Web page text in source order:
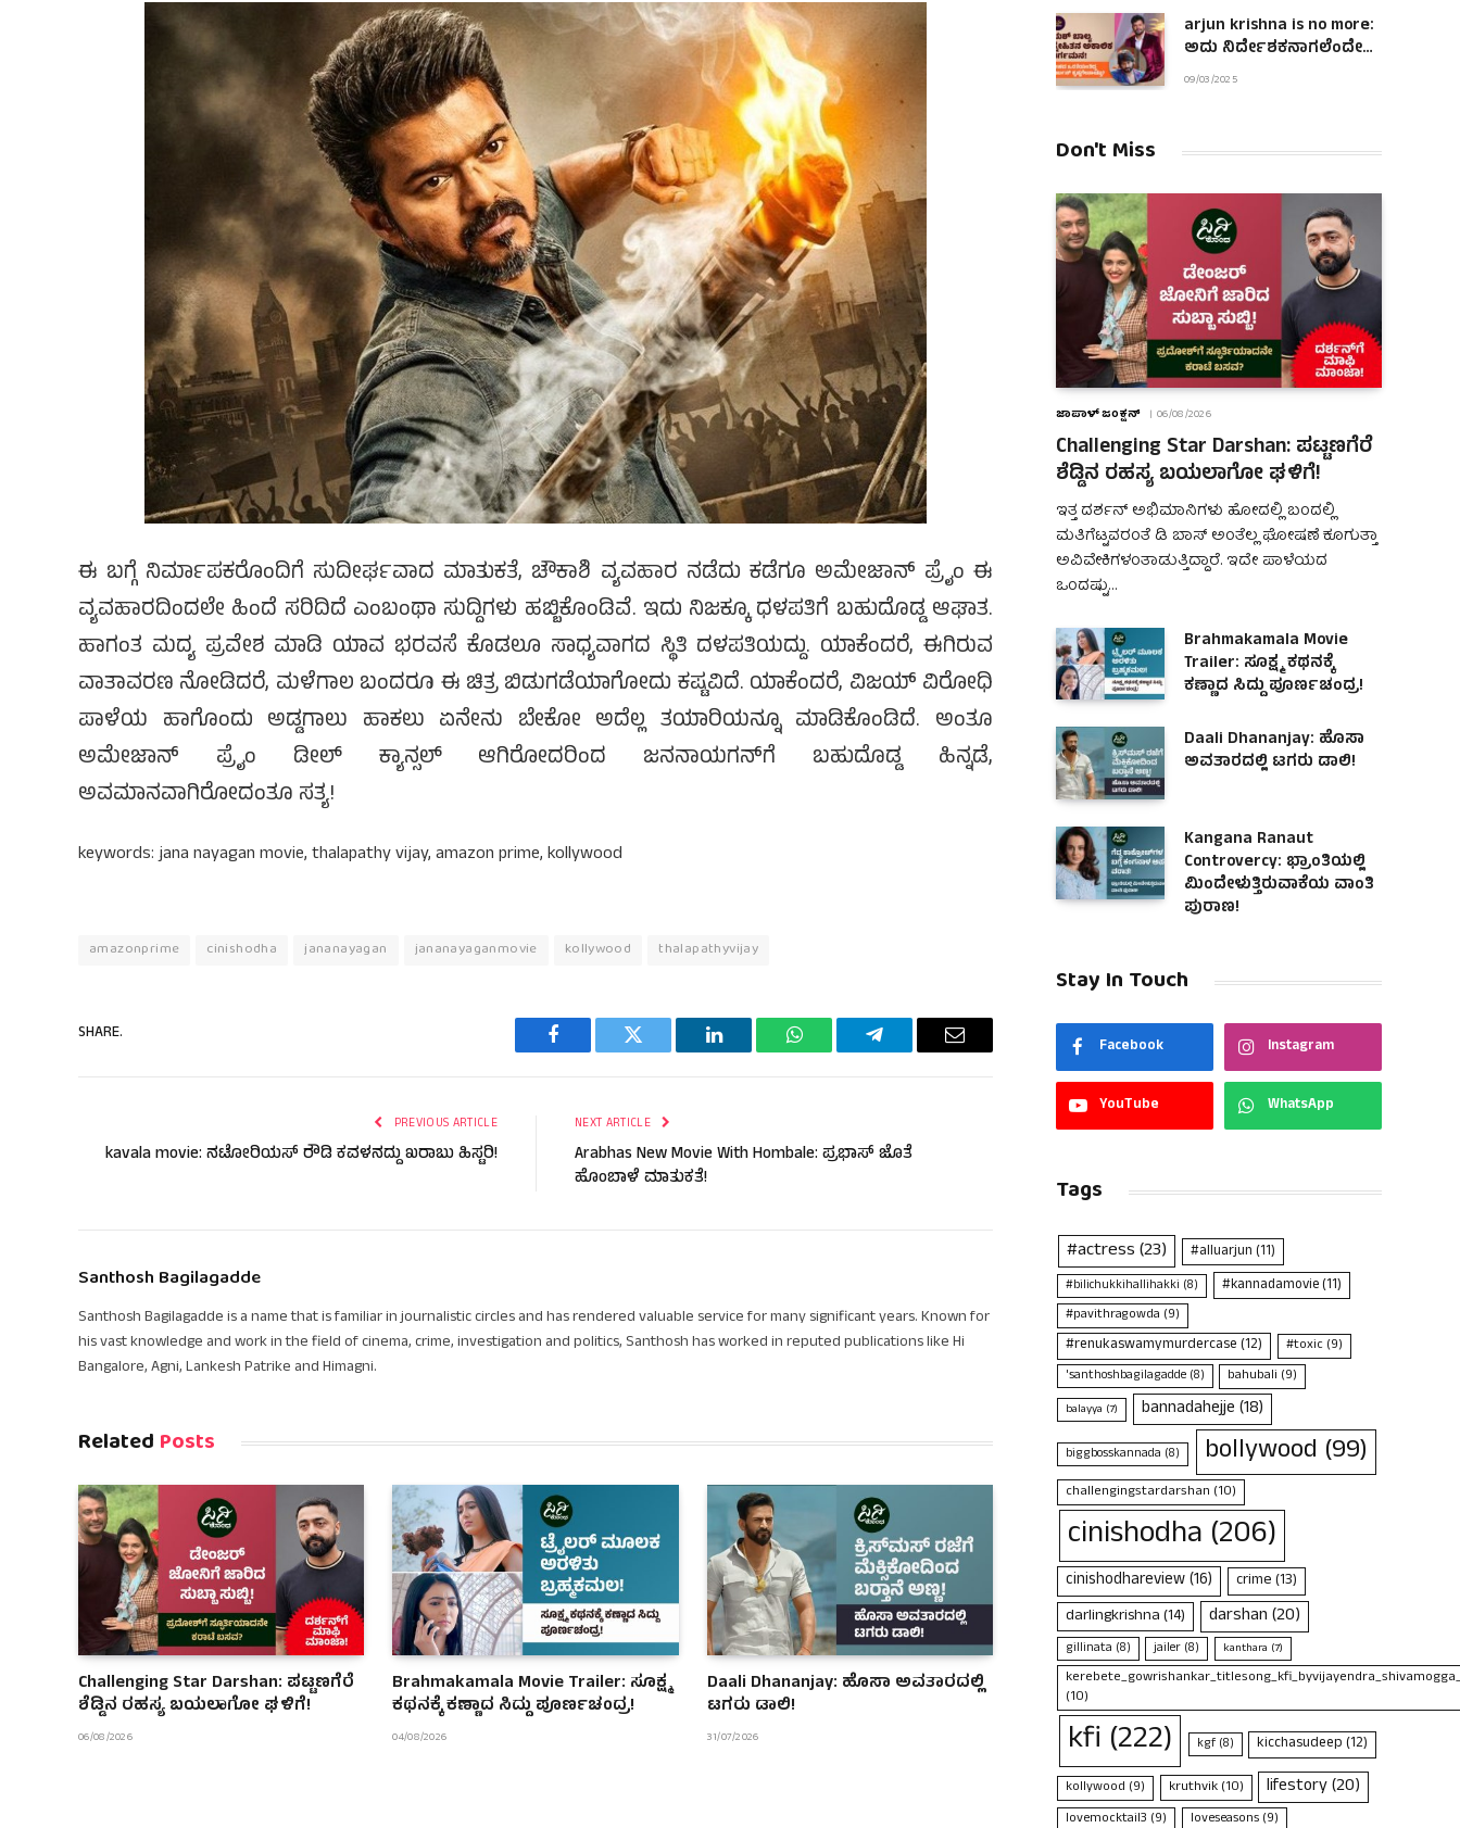
ಈ ಬಗ್ಗೆ ನಿರ್ಮಾಪಕರೊಂದಿಗೆ ಸುದೀರ್ಘವಾದ ಮಾತುಕತೆ, ಚೌಕಾಶಿ ವ್ಯವಹಾರ ನಡೆದು ಕಡೆಗೂ ಅಮೇಜಾನ್ ಪ್ರೈಂ ಈ
ವ್ಯವಹಾರದಿಂದಲೇ ಹಿಂದೆ ಸರಿದಿದೆ ಎಂಬಂಥಾ ಸುದ್ದಿಗಳು ಹಬ್ಬಿಕೊಂಡಿವೆ. ಇದು ನಿಜಕ್ಕೂ ಧಳಪತಿಗೆ ಬಹುದೊಡ್ಡ ಆಘಾತ.
ಹಾಗಂತ ಮದ್ಯ ಪ್ರವೇಶ ಮಾಡಿ ಯಾವ ಭರವಸೆ ಕೊಡಲೂ ಸಾಧ್ಯವಾಗದ ಸ್ಥಿತಿ ದಳಪತಿಯದ್ದು. ಯಾಕೆಂದರೆ, ಈಗಿರುವ
ವಾತಾವರಣ ನೋಡಿದರೆ, ಮಳೆಗಾಲ ಬಂದರೂ ಈ ಚಿತ್ರ ಬಿಡುಗಡೆಯಾಗೋದು ಕಷ್ಟವಿದೆ. ಯಾಕೆಂದರೆ, ವಿಜಯ್ ವಿರೋಧಿ
ಪಾಳೆಯ ಹಾಗೊಂದು ಅಡ್ಡಗಾಲು ಹಾಕಲು ಏನೇನು ಬೇಕೋ ಅದೆಲ್ಲ ತಯಾರಿಯನ್ನೂ ಮಾಡಿಕೊಂಡಿದೆ. ಅಂತೂ
ಅಮೇಜಾನ್ ಪ್ರೈಂ ಡೀಲ್ ಕ್ಯಾನ್ಸಲ್ ಆಗಿರೋದರಿಂದ ಜನನಾಯಗನ್‌ಗೆ ಬಹುದೊಡ್ಡ ಹಿನ್ನಡೆ,
ಅವಮಾನವಾಗಿರೋದಂತೂ ಸತ್ಯ!
keywords: jana nayagan movie, thalapathy vijay, amazon prime, kollywood
amazonprime cinishodha jananayagan jananayaganmovie kollywood thalapathyvijay
SHARE.
Facebook Twitter LinkedIn WhatsAppTelegram Email
PREVIOUS ARTICLE
kavala movie: ನಟೋರಿಯಸ್ ರೌಡಿ ಕವಳನದ್ದು ಖರಾಬು ಹಿಸ್ಟರಿ!
NEXT ARTICLE
Arabhas New Movie With Hombale: ಪ್ರಭಾಸ್ ಜೊತೆ
ಹೊಂಬಾಳೆ ಮಾತುಕತೆ!
Santhosh Bagilagadde
Santhosh Bagilagadde is a name that is familiar in journalistic circles and has rendered valuable service for many significant years. Known for
his vast knowledge and work in the field of cinema, crime, investigation and politics, Santhosh has worked in reputed publications like Hi
Bangalore, Agni, Lankesh Patrike and Himagni.
Related Posts
Challenging Star Darshan: ಪಟ್ಟಣಗೆರೆ
ಶೆಡ್ಡಿನ ರಹಸ್ಯ ಬಯಲಾಗೋ ಘಳಿಗೆ!
06/08/2026
Brahmakamala Movie Trailer: ಸೂಕ್ಷ್ಮ
ಕಥನಕ್ಕೆ ಕಣ್ಣಾದ ಸಿದ್ದು ಪೂರ್ಣಚಂದ್ರ!
04/08/2026
Daali Dhananjay: ಹೊಸಾ ಅವತಾರದಲ್ಲಿ
ಟಗರು ಡಾಲಿ!
31/07/2026
arjun krishna is no more:
ಅದು ನಿರ್ದೇಶಕನಾಗಲೆಂದೇ
ಹುಟ್ಟಿದಂತಿದ್ದ ಆಪ್ತ ಜೀವ!
09/03/2025
Don't Miss
ಜಾಪಾಳ್ ಜಂಕ್ಷನ್ 06/08/2026
Challenging Star Darshan: ಪಟ್ಟಣಗೆರೆ
ಶೆಡ್ಡಿನ ರಹಸ್ಯ ಬಯಲಾಗೋ ಘಳಿಗೆ!
ಇತ್ತ ದರ್ಶನ್ ಅಭಿಮಾನಿಗಳು ಹೋದಲ್ಲಿ ಬಂದಲ್ಲಿ
ಮತಿಗೆಟ್ಟವರಂತೆ ಡಿ ಬಾಸ್ ಅಂತೆಲ್ಲ ಘೋಷಣೆ ಕೂಗುತ್ತಾ
ಅವಿವೇಕಿಗಳಂತಾಡುತ್ತಿದ್ದಾರೆ. ಇದೇ ಪಾಳೆಯದ
ಒಂದಷ್ಟು…
Brahmakamala Movie
Trailer: ಸೂಕ್ಷ್ಮ ಕಥನಕ್ಕೆ
ಕಣ್ಣಾದ ಸಿದ್ದು ಪೂರ್ಣಚಂದ್ರ!
Daali Dhananjay: ಹೊಸಾ
ಅವತಾರದಲ್ಲಿ ಟಗರು ಡಾಲಿ!
Kangana Ranaut
Controvercy: ಭ್ರಾಂತಿಯಲ್ಲಿ
ಮಿಂದೇಳುತ್ತಿರುವಾಕೆಯ ವಾಂತಿ
ಪುರಾಣ!
Stay In Touch
Facebook Instagram
YouTube WhatsApp
Tags
#actress(23) #alluarjun(11)
#bilichukkihallihakki (8) #kannadamovie(11)
#pavithragowda (9)
#renukaswamymurdercase(12) #toxic(9)
'santhoshbagilagadde (8) bahubali (9)
balayya (7) bannadahejje(18)
biggbosskannada (8) bollywood (99)
challengingstardarshan (10)
cinishodha (206)
cinishodhareview(16) crime(13)
darlingkrishna(14) darshan(20)
gillinata (8) jailer (8) kanthara (7)
(10)
kfi (222) kgf(8) kicchasudeep(12)
kollywood (9) kruthvik(10) lifestory(20)
lovemocktail3 (9) loveseasons(9)